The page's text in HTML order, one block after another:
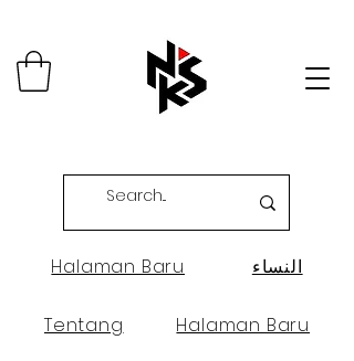
Halaman Baru النساء
Tentang Halaman Baru